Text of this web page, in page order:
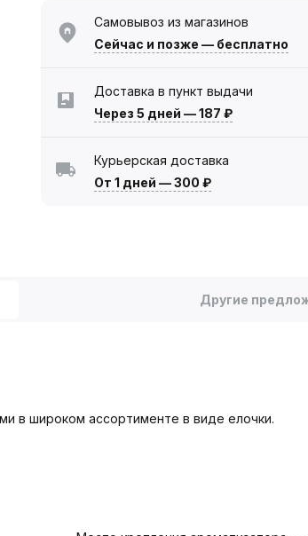
Самовывоз из магазинов
Сейчас и позже — бесплатно
Доставка в пункт выдачи
Через 5 дней —187 ₽
Курьерская доставка
От 1 дней —300 ₽
Другие
в широком ассортименте в виде елочки.